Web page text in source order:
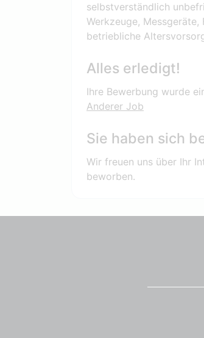
selbstverständlich
Werkzeuge,
betriebliche
Alles erledigt!
Ihre Bewerbung wurde
Anderer Job
Sie haben sich
Wir freuen uns über Ihr
beworben.